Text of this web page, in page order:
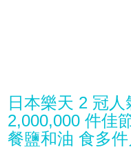
日本樂天 2 冠
2,000,000 件佳
餐鹽和油 食多